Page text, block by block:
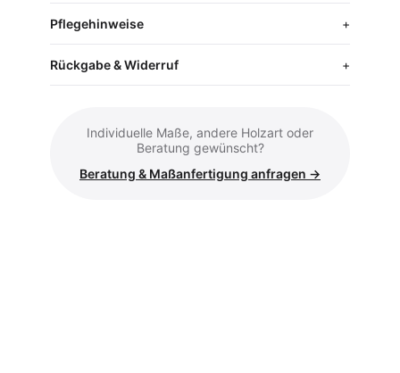
Pflegehinweise
Rückgabe & Widerruf
Individuelle Maße, andere Holzart oder
Beratung gewünscht?
Beratung & Maßanfertigung anfragen →